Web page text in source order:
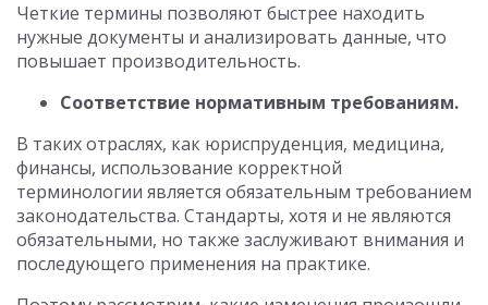
Четкие термины позволяют быстрее находить
нужные документы и анализировать данные, что
повышает производительность.
Соответствие нормативным требованиям.
В таких отраслях, как юриспруденция, медицина,
финансы, использование корректной
терминологии является обязательным требованием
законодательства. Стандарты, хотя и не являются
обязательными, но также заслуживают внимания и
последующего применения на практике.